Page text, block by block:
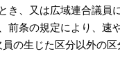
、又は広域連合議員
前条の規定により、速
の生じた区分以外の